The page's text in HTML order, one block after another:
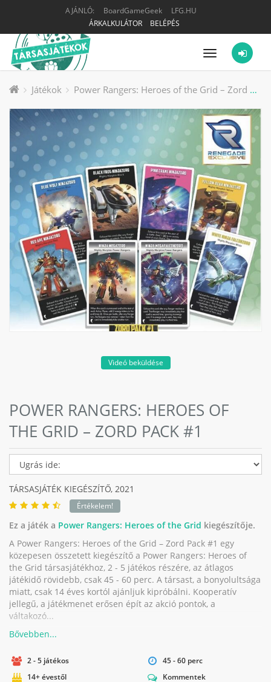
AJÁNLÓ: BoardGameGeek
LFG.HU
ÁRKALKULÁTOR
BELÉPÉS
Menü
Játékok Power Rangers: Heroes of the Grid – Zord Pack #1 társasjáték kiegészítő
Videó beküldése
POWER RANGERS: HEROES OF
THE GRID – ZORD PACK #1
TÁRSASJÁTÉK KIEGÉSZÍTŐ, 2021
Értékelem!
Ez a játék a Power Rangers: Heroes of the Grid kiegészítője.
A Power Rangers: Heroes of the Grid – Zord Pack #1 egy
közepesen összetett kiegészítő a Power Rangers: Heroes of
the Grid társasjátékhoz, 2 - 5 játékos részére, az átlagos
játékidő rövidebb, csak 45 - 60 perc. A társast, a bonyolultsága
miatt, csak 14 éves kortól ajánljuk kipróbálni. Kooperatív
jellegű, a játékmenet erősen épít az akció pontok, a
váltakozó...
2 - 5 játékos
45 - 60 perc
14+ évestől
Kommentek